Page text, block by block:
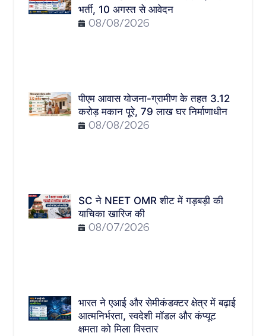
भर्ती, 10 अगस्त से आवेदन
08/08/2026
पीएम आवास योजना-ग्रामीण के तहत 3.12
करोड़ मकान पूरे, 79 लाख घर निर्माणाधीन
08/08/2026
SC ने NEET OMR शीट में गड़बड़ी की
याचिका खारिज की
08/07/2026
भारत ने एआई और सेमीकंडक्टर क्षेत्र में बढ़ाई
आत्मनिर्भरता, स्वदेशी मॉडल और कंप्यूट
क्षमता को मिला विस्तार